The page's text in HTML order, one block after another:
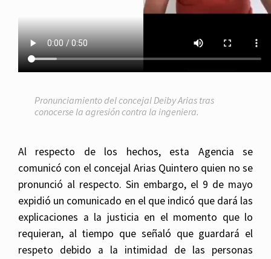
Pronunciamiento del concejal Deiby Arias tras
conocerse la agresión contra la ingeniera.
Al respecto de los hechos, esta Agencia se
comunicó con el concejal Arias Quintero quien no se
pronunció al respecto. Sin embargo, el 9 de mayo
expidió un comunicado en el que indicó que dará las
explicaciones a la justicia en el momento que lo
requieran, al tiempo que señaló que guardará el
respeto debido a la intimidad de las personas